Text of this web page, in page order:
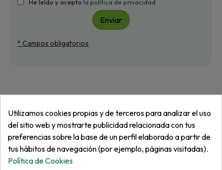
He leído y acepto la política de privacidad
Enviar
* Campos obligatorios
Más de "Partes de motor"
Utilizamos cookies propias y de terceros para analizar el uso
del sitio web y mostrarte publicidad relacionada con tus
preferencias sobre la base de un perfil elaborado a partir de
tus hábitos de navegación (por ejemplo, páginas visitadas).
Política de Cookies